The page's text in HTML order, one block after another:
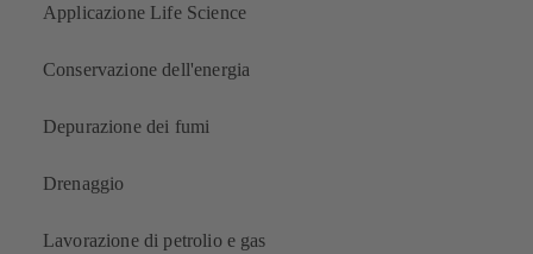
Applicazione Life Science
Conservazione dell'energia
Depurazione dei fumi
Drenaggio
Lavorazione di petrolio e gas